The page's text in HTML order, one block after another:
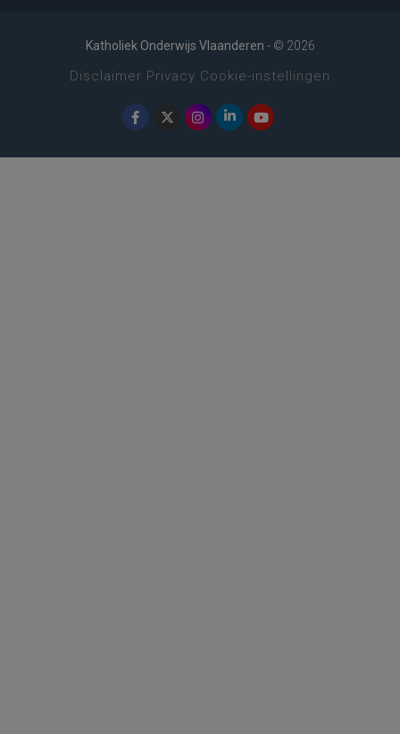
Katholiek Onderwijs Vlaanderen - © 2026
Disclaimer Privacy Cookie-instellingen